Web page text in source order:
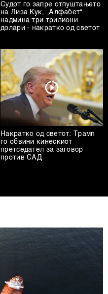
Судот го запре отпуштањето
на Лиза Кук, „Алфабет“
надмина три трилиони
долари - накратко од светот
Накратко од светот: Трамп
го обвини кинескиот
претседател за заговор
против САД